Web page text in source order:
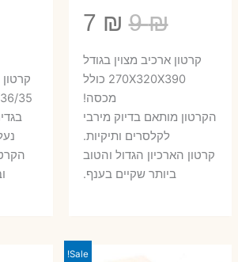
9₪
המחיר
המקורי
היה:
9 ₪.
7 ₪
הנוכחי
הוא:
קרטון ארכיב מצוין בגודל
270X320X390 כולל
מכסה!
הקרטון מותאם בדיוק מירבי
לקלסרים ותיקיות.
קרטון הארכיון הגדול והטוב
ביותר שקיים בענף.
Sale!